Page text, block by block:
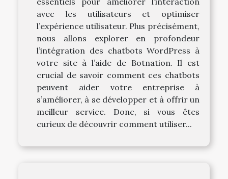
avec les utilisateurs et optimiser
l’expérience utilisateur. Plus précisément,
nous allons explorer en profondeur
l’intégration des chatbots WordPress à
votre site à l’aide de Botnation. Il est
crucial de savoir comment ces chatbots
peuvent aider votre entreprise à
s’améliorer, à se développer et à offrir un
meilleur service. Donc, si vous êtes
curieux de découvrir comment utiliser...